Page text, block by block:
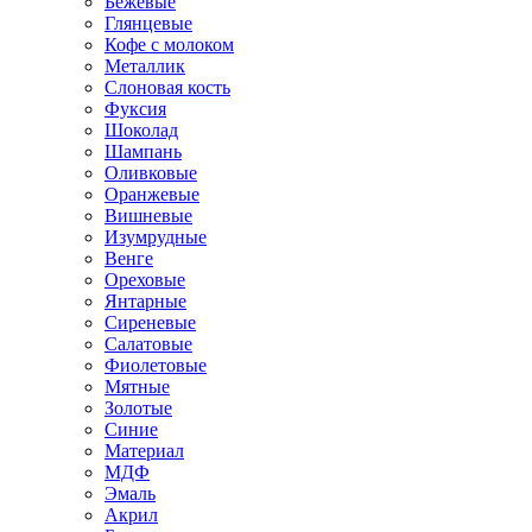
Глянцевые
Кофе с молоком
Металлик
Слоновая кость
Фуксия
Шоколад
Шампань
Оливковые
Оранжевые
Вишневые
Изумрудные
Венге
Ореховые
Янтарные
Сиреневые
Салатовые
Фиолетовые
Мятные
Золотые
Синие
Материал
МДФ
Эмаль
Акрил